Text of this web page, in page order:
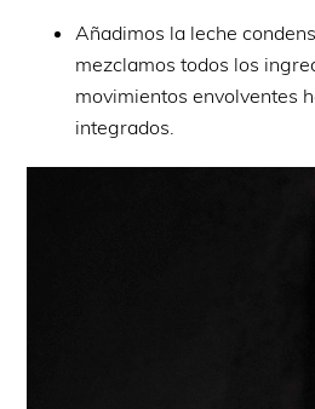
Añadimos la leche
mezclamos todos los
movimientos envolventes
integrados.